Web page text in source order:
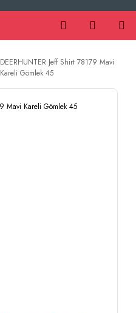
DEERHUNTER Jeff Shirt 78179 Mavi
Kareli Gömlek 45